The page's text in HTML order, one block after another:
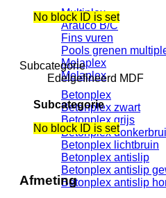
Multiplex
Arauco B/C
Fins vuren
Pools grenen
Melaplex
Melaplex
Betonplex
Betonplex zwart
Betonplex grijs
Betonplex
Betonplex lichtbruin
Betonplex antislip
Betonplex antislip
Betonplex antislip
No block ID is set
Subcategorie
Edelgefineerd MDF
Subcategorie
No block ID is set
Afmeting